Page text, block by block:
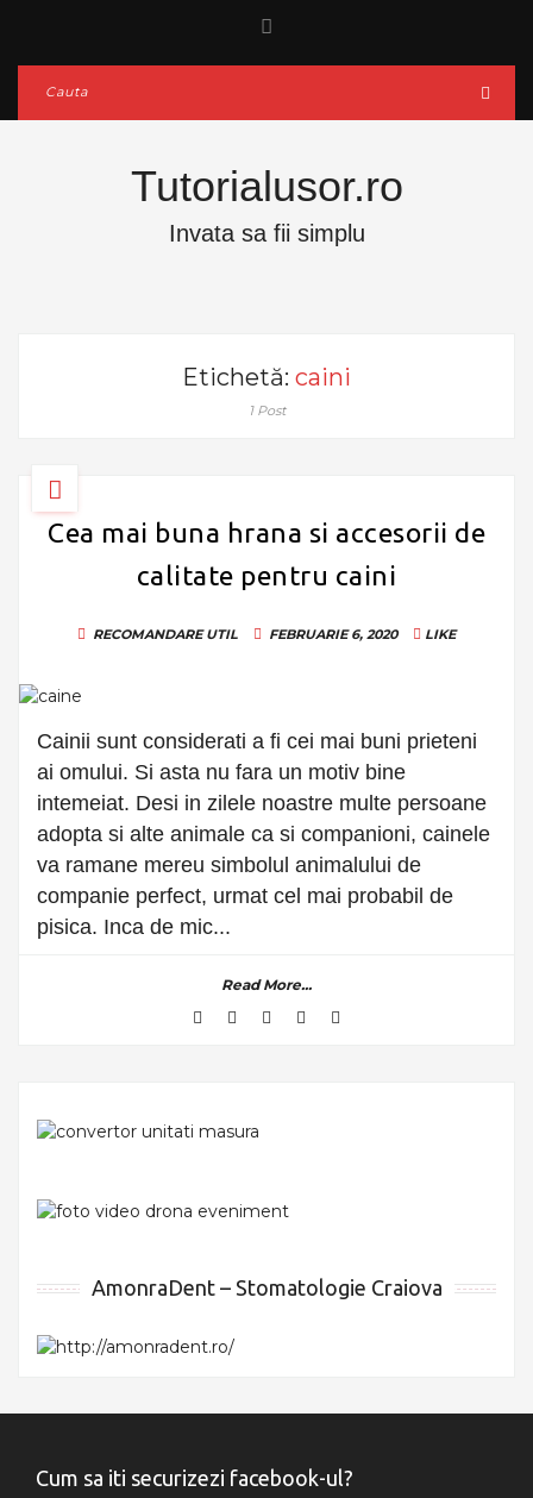
Tutorialusor.ro
Invata sa fii simplu
Etichetă: caini
1 Post
Cea mai buna hrana si accesorii de
calitate pentru caini
RECOMANDARE UTIL FEBRUARIE 6, 2020 LIKE
Cainii sunt considerati a fi cei mai buni prieteni
ai omului. Si asta nu fara un motiv bine
intemeiat. Desi in zilele noastre multe persoane
adopta si alte animale ca si companioni, cainele
va ramane mereu simbolul animalului de
companie perfect, urmat cel mai probabil de
pisica. Inca de mic...
Read More...
AmonraDent – Stomatologie Craiova
Cum sa iti securizezi facebook-ul?